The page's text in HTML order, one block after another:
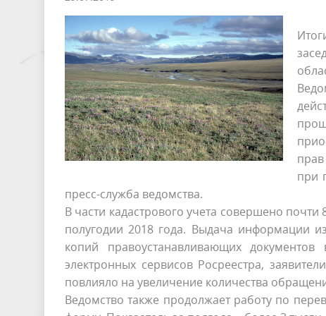
при
пресс-служба ведомства.
В части кадастрового учета совершено
полугодии 2018 года. Выдача информации
копий правоустанавливающих
электронных сервисов Росреестра,
повлияло на увеличение количества
Ведомство также продолжает работу по